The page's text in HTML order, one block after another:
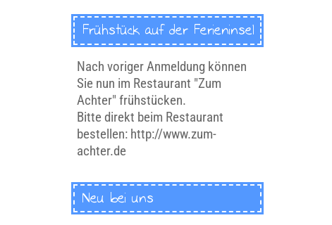
Frühstück auf der Ferieninsel
Nach voriger Anmeldung können
Sie nun im Restaurant "Zum
Achter" frühstücken.
Bitte direkt beim Restaurant
bestellen: http://www.zum-
achter.de
Neu bei uns